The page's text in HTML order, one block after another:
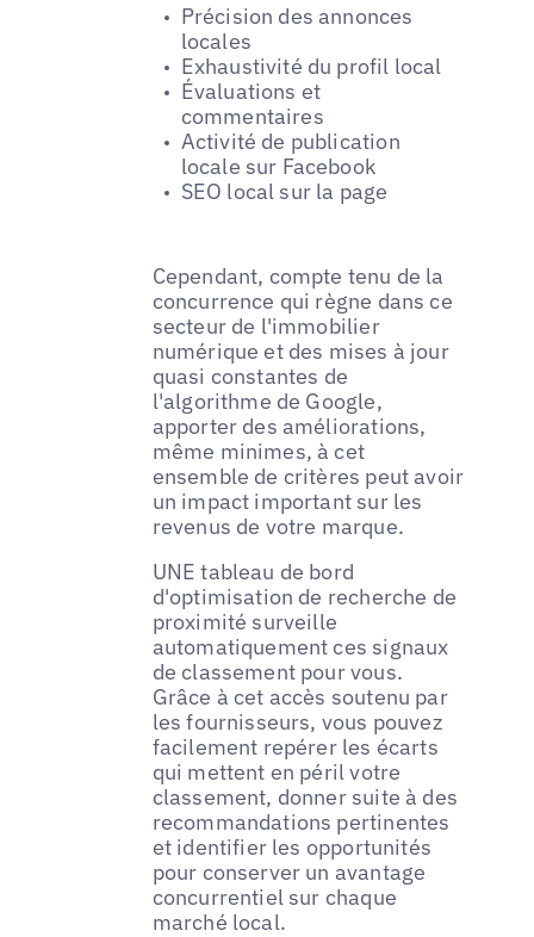
Précision des annonces
locales
Exhaustivité du profil local
Évaluations et
commentaires
Activité de publication
locale sur Facebook
SEO local sur la page
Cependant, compte tenu de la
concurrence qui règne dans ce
secteur de l'immobilier
numérique et des mises à jour
quasi constantes de
l'algorithme de Google,
apporter des améliorations,
même minimes, à cet
ensemble de critères peut avoir
un impact important sur les
revenus de votre marque.
UNE tableau de bord
d'optimisation de recherche de
proximité surveille
automatiquement ces signaux
de classement pour vous.
Grâce à cet accès soutenu par
les fournisseurs, vous pouvez
facilement repérer les écarts
qui mettent en péril votre
classement, donner suite à des
recommandations pertinentes
et identifier les opportunités
pour conserver un avantage
concurrentiel sur chaque
marché local.